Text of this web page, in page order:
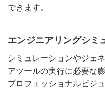
できます。
エンジニアリングシミ
シミュレーションやジェ
アツールの実行に必要な
プロフェッショナルビジ